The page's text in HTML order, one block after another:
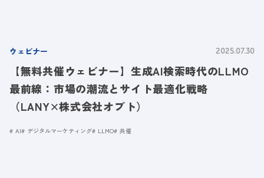
ウェビナー 2025.07.30
【無料共催ウェビナー】生成AI検索時代のLLMO
最前線：市場の潮流とサイト最適化戦略
（LANY×株式会社オプト）
AI デジタルマーケティング LLMO 共催